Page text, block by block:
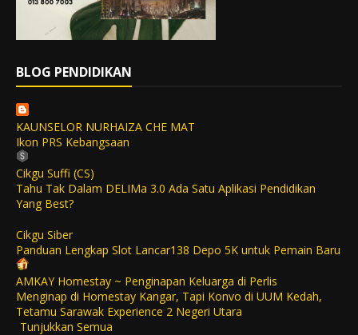
BLOG PENDIDIKAN
KAUNSELOR NURHAIZA CHE MAT
Ikon PRS Kebangsaan
Cikgu Suffi (CS)
Tahu Tak Dalam DELIMa 3.0 Ada Satu Aplikasi Pendidikan
Yang Best?
Cikgu Siber
Panduan Lengkap Slot Lancar138 Depo 5K untuk Pemain Baru
AMKAY Homestay ~ Penginapan Keluarga di Perlis
Menginap di Homestay Kangar, Tapi Konvo di UUM Kedah,
Tetamu Sarawak Experience 2 Negeri Utara
Tunjukkan Semua